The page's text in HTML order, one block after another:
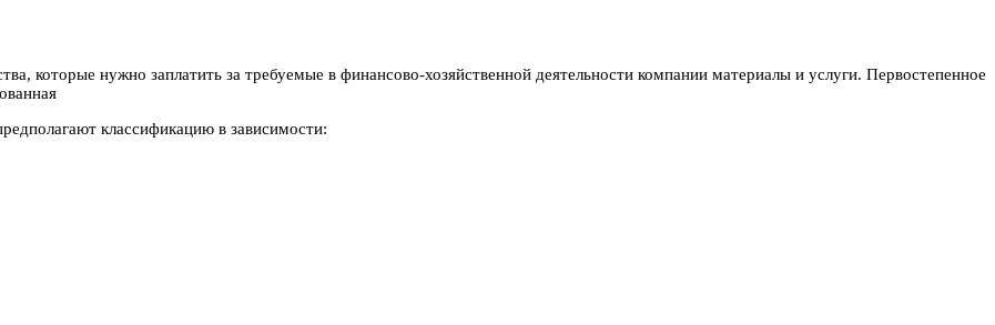
которые нужно заплатить за требуемые в финансово-хозяйственной деятельности компании материалы и услуги. Первостепенное
классификацию в зависимости: